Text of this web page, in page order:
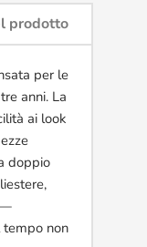
prodotto
per le
anni. La
ai look
doppio
—
non